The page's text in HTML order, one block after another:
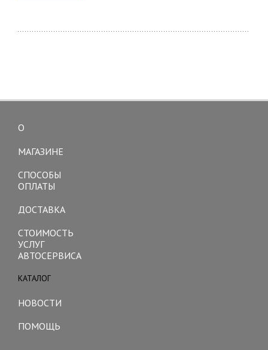
О
МАГАЗИНЕ
СПОСОБЫ
ОПЛАТЫ
ДОСТАВКА
СТОИМОСТЬ
УСЛУГ
АВТОСЕРВИСА
КАТАЛОГ
НОВОСТИ
ПОМОЩЬ